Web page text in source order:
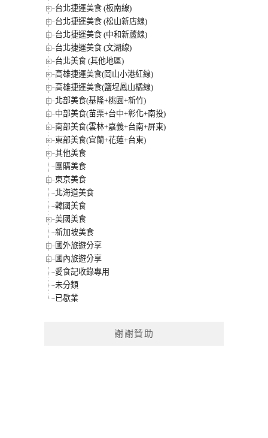
台北捷運美食 (板南線)
台北捷運美食 (松山新店線)
台北捷運美食 (中和新蘆線)
台北捷運美食 (文湖線)
台北美食 (其他地區)
高雄捷運美食(岡山小港紅線)
高雄捷運美食(鹽埕鳳山橘線)
北部美食(基隆+桃園+新竹)
中部美食(苗栗+台中+彰化+南投)
南部美食(雲林+嘉義+台南+屏東)
東部美食(宜蘭+花蓮+台東)
其他美食
團購美食
東京美食
北海道美食
韓國美食
美國美食
新加坡美食
國外旅遊分享
國內旅遊分享
愛食記收錄專用
未分類
已歇業
謝謝贊助